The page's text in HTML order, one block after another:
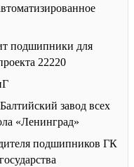
подшипники для
22220
завод всех
«Ленинград»
подшипников ГК